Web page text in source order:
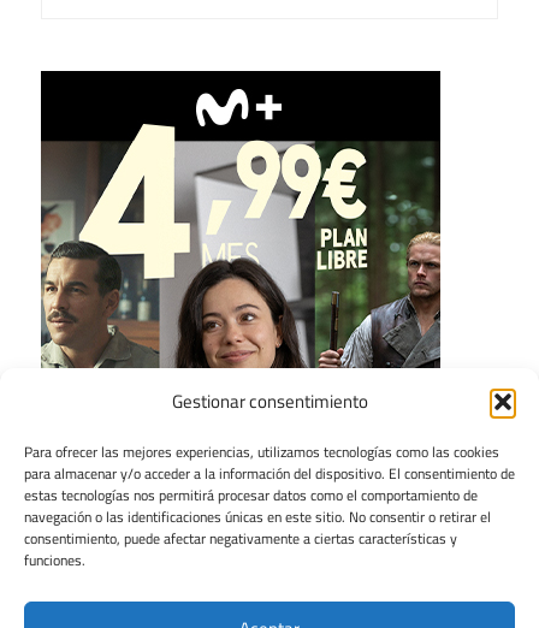
Gestionar consentimiento
Para ofrecer las mejores experiencias, utilizamos tecnologías como las cookies
para almacenar y/o acceder a la información del dispositivo. El consentimiento de
estas tecnologías nos permitirá procesar datos como el comportamiento de
navegación o las identificaciones únicas en este sitio. No consentir o retirar el
consentimiento, puede afectar negativamente a ciertas características y
funciones.